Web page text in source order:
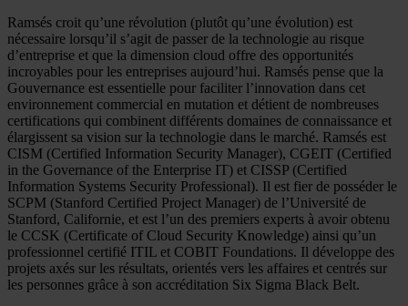
Ramsés croit qu’une révolution (plutôt qu’une évolution) est
nécessaire lorsqu’il s’agit de passer de la technologie au risque
d’entreprise et que la dimension cloud offre des opportunités
incroyables pour les entreprises aujourd’hui. Ramsés pense que la
Gouvernance est essentielle pour faciliter l’innovation dans cet
environnement commercial en mutation et détient de nombreuses
certifications qui combinent différents domaines de connaissance et
élargissent sa vision sur la technologie dans le marché. Ramsés est
CISM (Certified Information Security Manager), CGEIT (Certified
in the Governance of the Enterprise IT) et CISSP (Certified
Information Systems Security Professional). Il est fier de posséder le
SCPM (Stanford Certified Project Manager) de l’Université de
Stanford, Californie, et est l’un des premiers experts à avoir obtenu
le CCSK (Certificate of Cloud Security Knowledge) ainsi qu’un
professionnel certifié ITIL et COBIT Foundations. Il développe des
projets axés sur les résultats, orientés vers les affaires et centrés sur
les personnes grâce à son accréditation Six Sigma Black Belt.